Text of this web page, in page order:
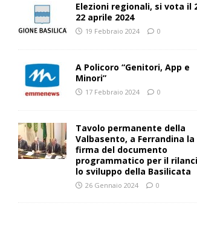
Elezioni regionali, si vota il
22 aprile 2024
19 Febbraio 2024 0
A Policoro “Genitori, App e
Minori”
17 Febbraio 2024 0
Tavolo permanente della
Valbasento, a Ferrandina la
firma del documento
programmatico per il
lo sviluppo della Basilicata
26 Gennaio 2024 0